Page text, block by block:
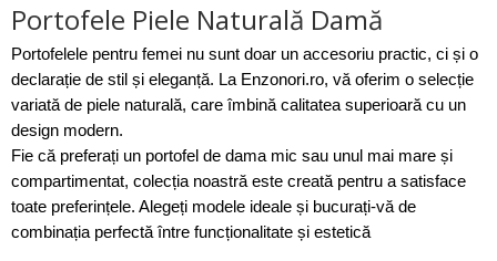
Portofele Piele Naturală Damă
Portofelele pentru femei nu sunt doar un accesoriu practic, ci și o
declarație de stil și eleganță. La Enzonori.ro, vă oferim o selecție
variată de piele naturală, care îmbină calitatea superioară cu un
design modern.
Fie că preferați un portofel de dama mic sau unul mai mare și
compartimentat, colecția noastră este creată pentru a satisface
toate preferințele. Alegeți modele ideale și bucurați-vă de
combinația perfectă între funcționalitate și estetică